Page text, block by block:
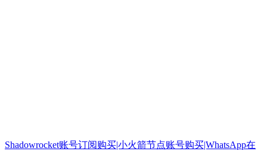
Shadowrocket账号订阅购买|小火箭节点账号购买|WhatsApp在